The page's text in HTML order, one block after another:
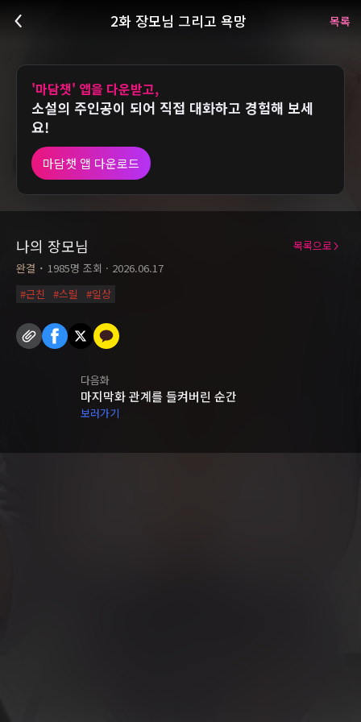
2화 장모님 그리고 욕망 목록
'마담챗' 앱을 다운받고,
소설의 주인공이 되어 직접 대화하고 경험해 보세
요!
마담챗 앱 다운로드
나의 장모님
목록으로
완결 ˙ 1985명 조회 · 2026.06.17
#근친 #스릴 #일상
다음화
마지막화 관계를 들켜버린 순간
보러가기